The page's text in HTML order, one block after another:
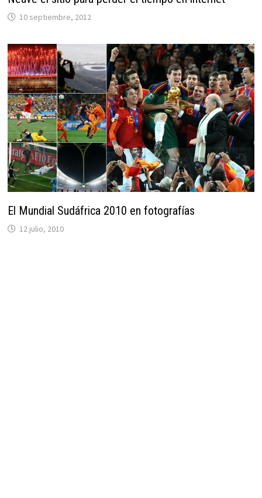
10 septiembre, 2012
El Mundial Sudáfrica 2010 en fotografías
12 julio, 2010